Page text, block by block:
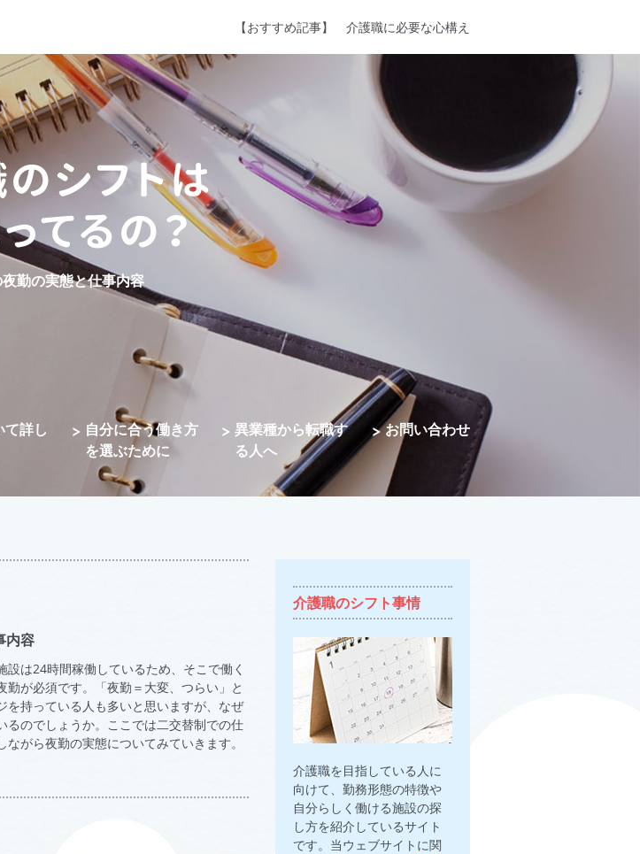
【おすすめ記事】 介護職に必要な心構え
勤の実態と仕事内容
て詳し
自分に合う働き方
を選ぶために
異業種から転職す
る人へ
お問い合わせ
内容
設は24時間稼働しているため、そこで働く
勤が必須です。「夜勤＝大変、つらい」と
を持っている人も多いと思いますが、なぜ
るのでしょうか。ここでは二交替制での仕
ながら夜勤の実態についてみていきます。
介護職のシフト事情
介護職を目指している人に
向けて、勤務形態の特徴や
自分らしく働ける施設の探
し方を紹介しているサイト
です。当ウェブサイトに関